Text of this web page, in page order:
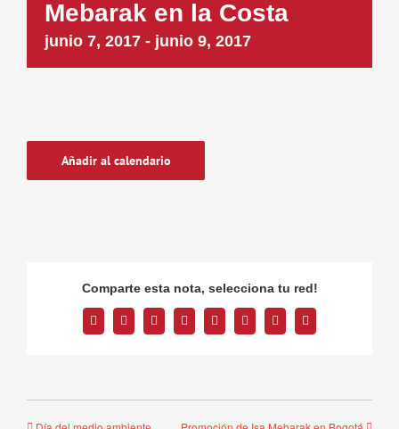
Mebarak en la Costa
junio 7, 2017 - junio 9, 2017
Añadir al calendario
Comparte esta nota, selecciona tu red!
FacebookTwitterRedditLinkedInTumblrPinterest
Vk
Correo
electrónico